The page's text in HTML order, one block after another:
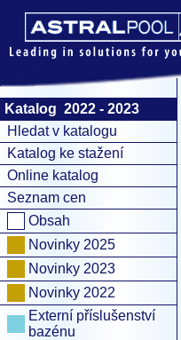
Katalog 2022 - 2023
Hledat v katalogu
Katalog ke stažení
Online katalog
Seznam cen
Obsah
Novinky 2025
Novinky 2023
Novinky 2022
Externí příslušenství
bazénu